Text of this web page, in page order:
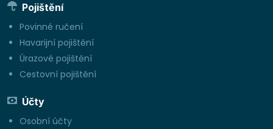
Pojištění
Povinné ručení
Havarijní pojištění
Úrazové pojištění
Cestovní pojištění
Účty
Osobní účty